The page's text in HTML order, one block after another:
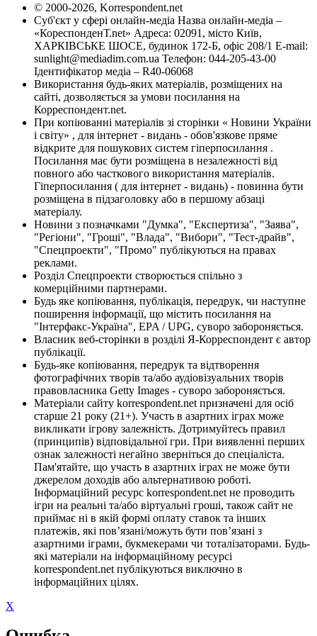
© 2000-2026, Korrespondent.net
Суб'єкт у сфері онлайн-медіа Назва онлайн-медіа –
«КореспонденТ.net» Адреса: 02091, місто Київ,
ХАРКІВСЬКЕ ШОСЕ, будинок 172-Б, офіс 208/1 E-mail:
sunlight@mediadim.com.ua Телефон: 044-205-43-00
Ідентифікатор медіа – R40-06068
Використання будь-яких матеріалів, розміщених на
сайті, дозволяється за умови посилання на
Корреспондент.net.
При копіюванні матеріалів зі сторінки « Новини України
і світу» , для інтернет - видань - обов'язкове пряме
відкрите для пошукових систем гіперпосилання .
Посилання має бути розміщена в незалежності від
повного або часткового використання матеріалів.
Гіперпосилання ( для інтернет - видань) - повинна бути
розміщена в підзаголовку або в першому абзаці
матеріалу.
Новини з позначками "Думка", "Експертиза", "Заява",
"Регіони", "Гроші", "Влада", "Вибори", "Тест-драйв",
"Спецпроекти", "Промо" публікуються на правах
реклами.
Розділ Спецпроекти створюється спільно з
комерційними партнерами.
Будь яке копіювання, публікація, передрук, чи наступне
поширення інформації, що містить посилання на
"Інтерфакс-Україна", EPA / UPG, суворо забороняється.
Власник веб-сторінки в розділі Я-Корреспондент є автор
публікації.
Будь-яке копіювання, передрук та відтворення
фотографічних творів та/або аудіовізуальних творів
правовласника Getty Images - суворо забороняється.
Матеріали сайту korrespondent.net призначені для осіб
старше 21 року (21+). Участь в азартних іграх може
викликати ігрову залежність. Дотримуйтесь правил
(принципів) відповідальної гри. При виявленні перших
ознак залежності негайно зверніться до спеціаліста.
Пам'ятайте, що участь в азартних іграх не може бути
джерелом доходів або альтернативою роботі.
Інформаційний ресурс korrespondent.net не проводить
ігри на реальні та/або віртуальні гроші, також сайт не
приймає ні в якій формі оплату ставок та інших
платежів, які пов’язані/можуть бути пов’язані з
азартними іграми, букмекерами чи тоталізаторами. Будь-
які матеріали на інформаційному ресурсі
korrespondent.net публікуються виключно в
інформаційних цілях.
X